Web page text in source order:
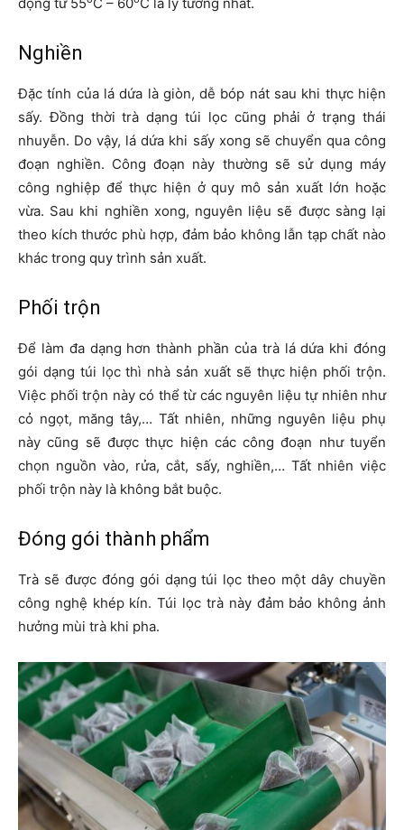
Nghiền
Đặc tính của lá dứa là giòn, dễ bóp nát sau khi thực hiện
sấy. Đồng thời trà dạng túi lọc cũng phải ở trạng thái
nhuyễn. Do vậy, lá dứa khi sấy xong sẽ chuyển qua công
đoạn nghiền. Công đoạn này thường sẽ sử dụng máy
công nghiệp để thực hiện ở quy mô sản xuất lớn hoặc
vừa. Sau khi nghiền xong, nguyên liệu sẽ được sàng lại
theo kích thước phù hợp, đảm bảo không lẫn tạp chất nào
khác trong quy trình sản xuất.
Phối trộn
Để làm đa dạng hơn thành phần của trà lá dứa khi đóng
gói dạng túi lọc thì nhà sản xuất sẽ thực hiện phối trộn.
Việc phối trộn này có thể từ các nguyên liệu tự nhiên như
cỏ ngọt, măng tây,… Tất nhiên, những nguyên liệu phụ
này cũng sẽ được thực hiện các công đoạn như tuyển
chọn nguồn vào, rửa, cắt, sấy, nghiền,… Tất nhiên việc
phối trộn này là không bắt buộc.
Đóng gói thành phẩm
Trà sẽ được đóng gói dạng túi lọc theo một dây chuyền
công nghệ khép kín. Túi lọc trà này đảm bảo không ảnh
hưởng mùi trà khi pha.